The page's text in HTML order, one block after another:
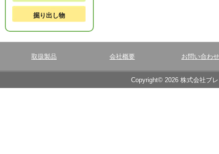
掘り出し物
取扱製品 会社概要 お問い合わせ
Copyright© 2026 株式会社ブ